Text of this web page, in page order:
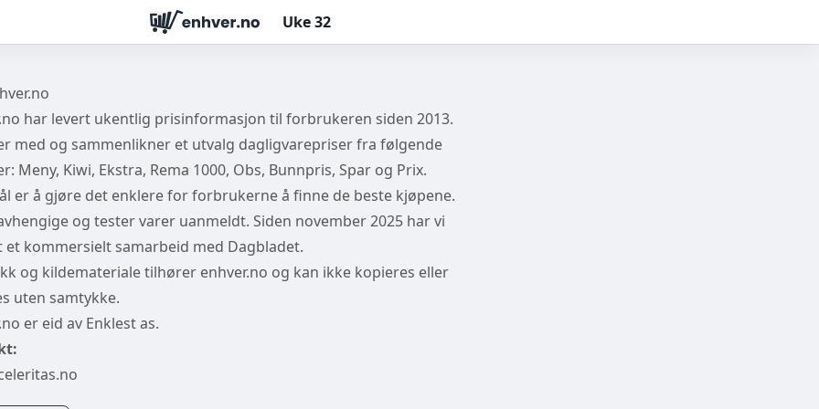
Uke32
har levert ukentlig prisinformasjon til forbrukeren siden 2013.
med og sammenlikner et utvalg dagligvarepriser fra følgende
Meny, Kiwi, Ekstra, Rema 1000, Obs, Bunnpris, Spar og Prix.
er å gjøre det enklere for forbrukerne å finne de beste kjøpene.
og tester varer uanmeldt. Siden november 2025 har vi
kommersielt samarbeid med Dagbladet.
og kildemateriale tilhører enhver.no og kan ikke kopieres eller
uten samtykke.
er eid av Enklest as.